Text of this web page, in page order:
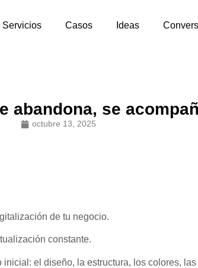
Servicios Casos Ideas
abandona, se
octubre 13, 2025
de tu negocio.
constante.
el diseño, la estructura, los colores,